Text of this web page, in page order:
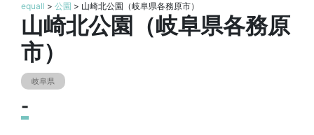
equall > 公園 > 山崎北公園（岐阜県各務原市）
山崎北公園（岐阜県各務原
市）
岐阜県
-